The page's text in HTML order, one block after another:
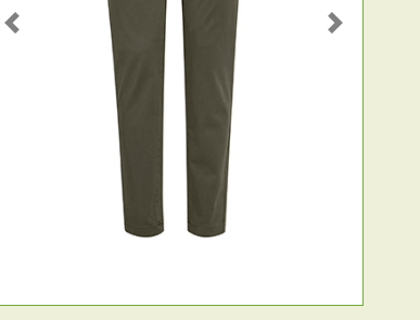
Previous Next